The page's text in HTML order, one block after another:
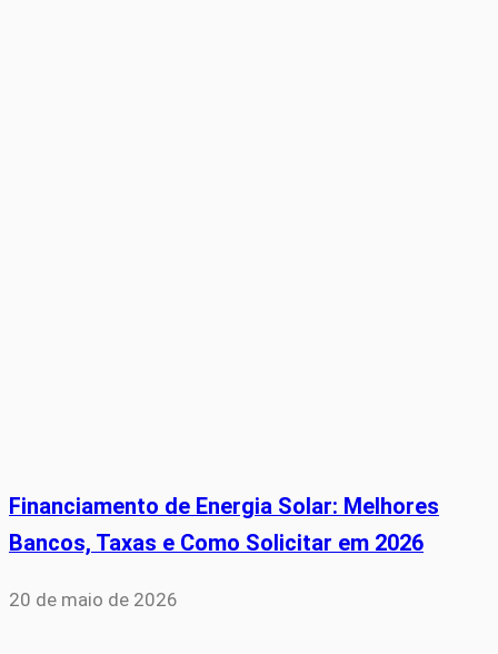
Financiamento de Energia Solar: Melhores
Bancos, Taxas e Como Solicitar em 2026
20 de maio de 2026